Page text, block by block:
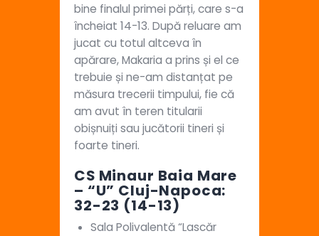
bine finalul primei părți, care s-a
încheiat 14-13. După reluare am
jucat cu totul altceva în
apărare, Makaria a prins și el ce
trebuie și ne-am distanțat pe
măsura trecerii timpului, fie că
am avut în teren titularii
obișnuiți sau jucătorii tineri și
foarte tineri.
CS Minaur Baia Mare
– “U” Cluj-Napoca:
32-23 (14-13)
Sala Polivalentă “Lascăr